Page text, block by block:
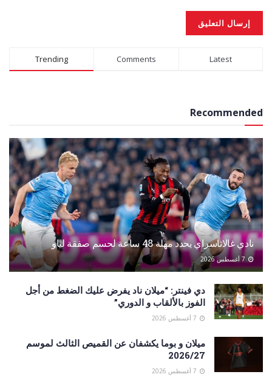
Alternative:
Trending Comments Latest
Recommended
نادي غالاتاسراي يحدد مهلة 48 ساعة لحسم صفقة لياو
7 أغسطس 2026
دي فينتر: “ميلان ناد يفرض عليك الضغط من أجل
الفوز بالألقاب و الدوري”
ميلان و بوما يكشفان عن القميص الثالث لموسم
2026/27